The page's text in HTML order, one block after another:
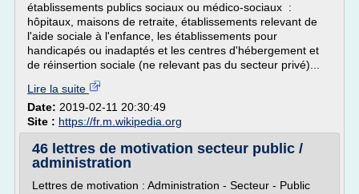
établissements publics sociaux ou médico-sociaux :
hôpitaux, maisons de retraite, établissements relevant de
l'aide sociale à l'enfance, les établissements pour
handicapés ou inadaptés et les centres d'hébergement et
de réinsertion sociale (ne relevant pas du secteur privé)...
Lire la suite
Date: 2019-02-11 20:30:49
Site : https://fr.m.wikipedia.org
46 lettres de motivation secteur public /
administration
Lettres de motivation : Administration - Secteur - Public